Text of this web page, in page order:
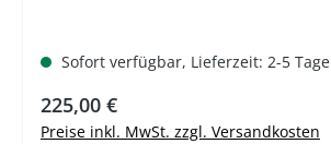
Sofort verfügbar, Lieferzeit: 2-5 Tage
Regulärer Preis:
225,00 €
Preise inkl. MwSt. zzgl. Versandkosten